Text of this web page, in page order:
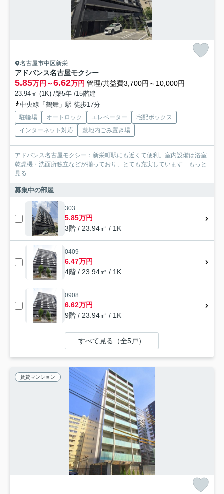
名古屋市中区新栄
アドバンス名古屋モクシー
5.85万円～6.62万円 管理/共益費3,700円～10,000円
23.94㎡ (1K) /築5年 /15階建
中央線「鶴舞」駅 徒歩17分
駐輪場 オートロック エレベーター
宅配ボックス
インターネット対応
敷地内ごみ置き場
アドバンス名古屋モクシー：新栄町駅にも近くて便利。室内設備は浴室
乾燥機・洗面所独立などが揃っており、とても充実しています... もっと
見る
募集中の部屋
303
5.85万円
3階 / 23.94㎡ / 1K
0409
6.47万円
4階 / 23.94㎡ / 1K
0908
6.62万円
9階 / 23.94㎡ / 1K
すべて見る（全5戸）
賃貸マンション